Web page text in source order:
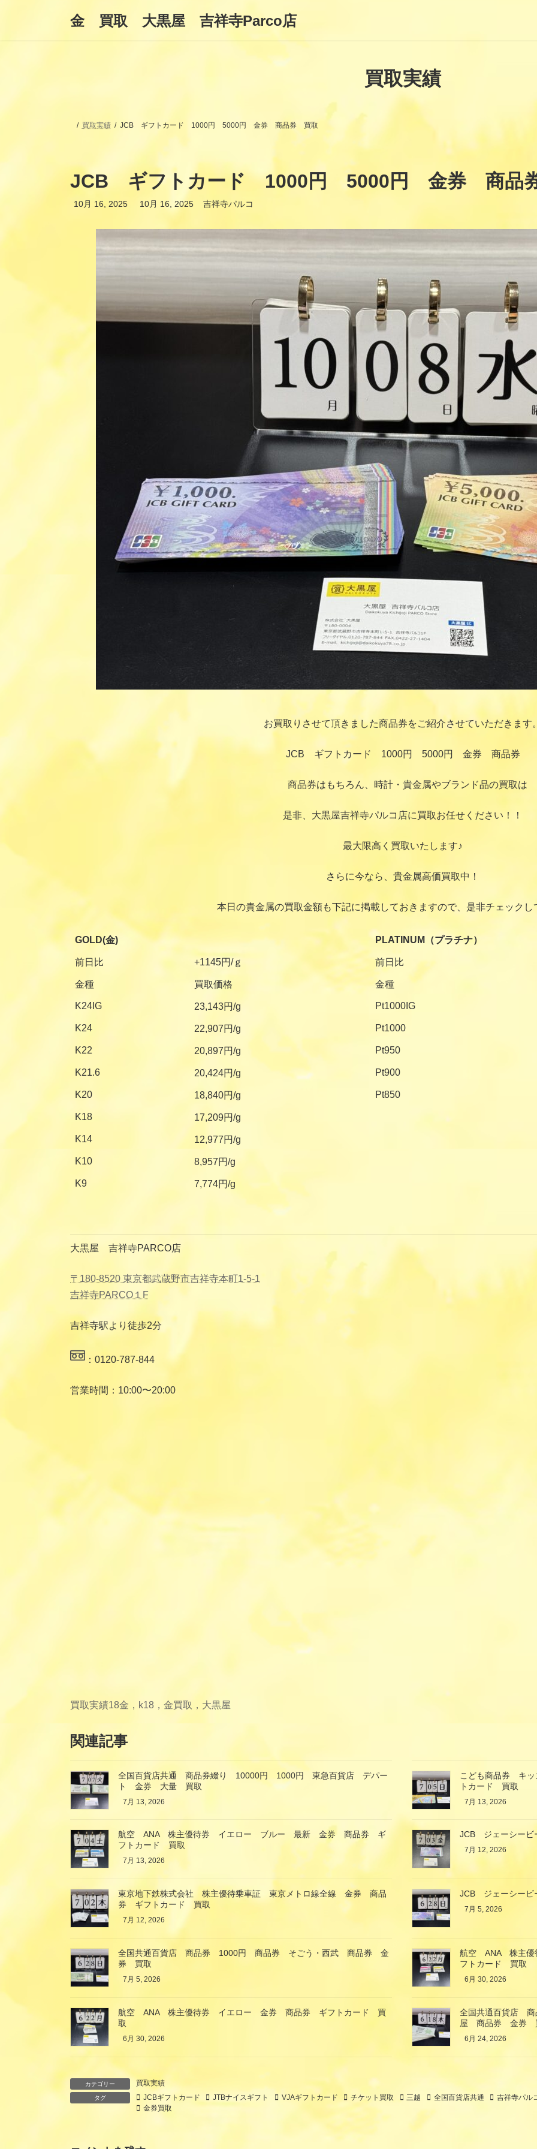
金 買取 大黒屋 吉祥寺Parco店
買取実績
買取実績 JCB ギフトカード 1000円 5000円 金券 商品券 買取
JCB ギフトカード 1000円 5000円 金券 商品
10月 16, 2025
最
10月 16, 2025 吉祥寺パルコ
お買取りさせて頂きました商品券をご紹介させていただきます
JCB ギフトカード 1000円 5000円 金券 商品券
商品券はもちろん、時計・貴金属やブランド品の買取は
是非、大黒屋吉祥寺パルコ店に買取お任せください！！
最大限高く買取いたします♪
さらに今なら、貴金属高価買取中！
本日の貴金属の買取金額も下記に掲載しておきますので、是非チェック
GOLD(金) PLATINUM（プラチナ）
前日比 +1145円/ｇ 前日比
金種 買取価格 金種
K24IG 23,143円/g Pt1000IG
K24 22,907円/g Pt1000
K22 20,897円/g Pt950
K21.6 20,424円/g Pt900
K20 18,840円/g Pt850
K18 17,209円/g
K14 12,977円/g
K10 8,957円/g
K9 7,774円/g
大黒屋 吉祥寺PARCO店
〒180-8520 東京都武蔵野市吉祥寺本町1-5-1
吉祥寺PARCO１F
吉祥寺駅より徒歩2分
：0120-787-844
営業時間：10:00〜20:00
買取実績18金，k18，金買取，大黒屋
関連記事
全国百貨店共通 商品券綴り 10000円 1000円 東急百貨店 デパー
ト 金券 大量 買取
7月 13, 2026
こども商品券 キ
トカード 買取
7月 13, 2026
航空 ANA 株主優待券 イエロー ブルー 最新 金券 商品券 ギ
フトカード 買取
7月 13, 2026
JCB ジェーシー
7月 12, 2026
東京地下鉄株式会社 株主優待乗車証 東京メトロ線全線 金券 商品
券 ギフトカード 買取
7月 12, 2026
JCB ジェーシー
7月 5, 2026
全国共通百貨店 商品券 1000円 商品券 そごう・西武 商品券 金
券 買取
7月 5, 2026
航空 ANA 株主
フトカード 買取
6月 30, 2026
航空 ANA 株主優待券 イエロー 金券 商品券 ギフトカード 買
取
6月 30, 2026
全国共通百貨店
屋 商品券 金券
6月 24, 2026
カテゴリー 買取実績
タグ JCBギフトカード JTBナイスギフト VJAギフトカード チケット買取 三越 全国百貨店共通
吉祥寺パル
金券買取